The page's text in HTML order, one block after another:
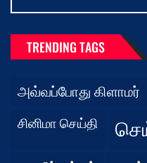
TRENDING TAGS
அவ்வப்போது கிளாமர்
சினிமா செய்தி